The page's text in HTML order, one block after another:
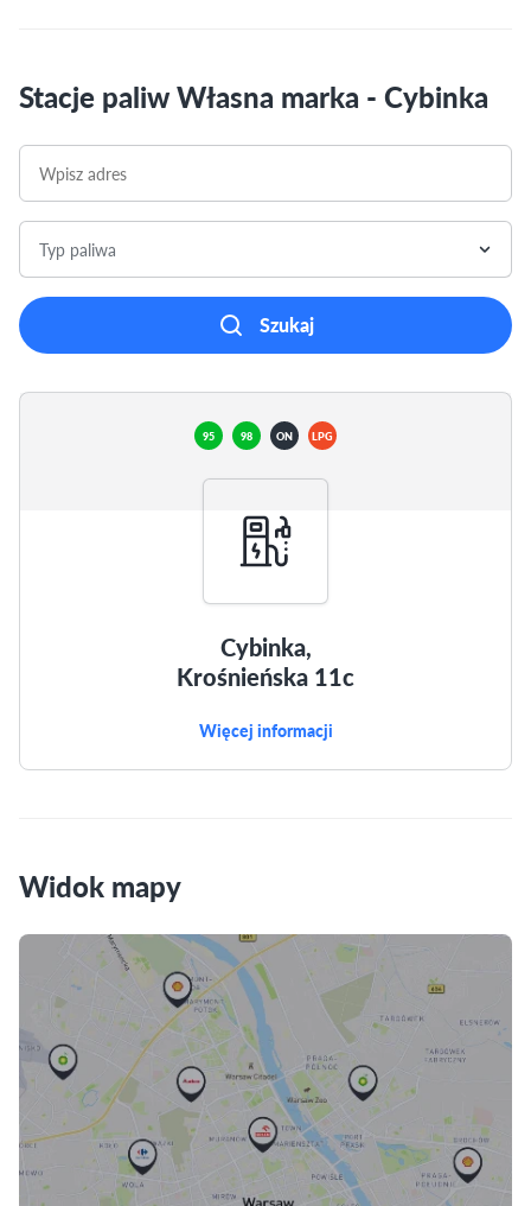
Stacje paliw Własna marka - Cybinka
Typ paliwa
Szukaj
95 98 ON LPG
Cybinka,
Krośnieńska 11c
Więcej informacji
Widok mapy